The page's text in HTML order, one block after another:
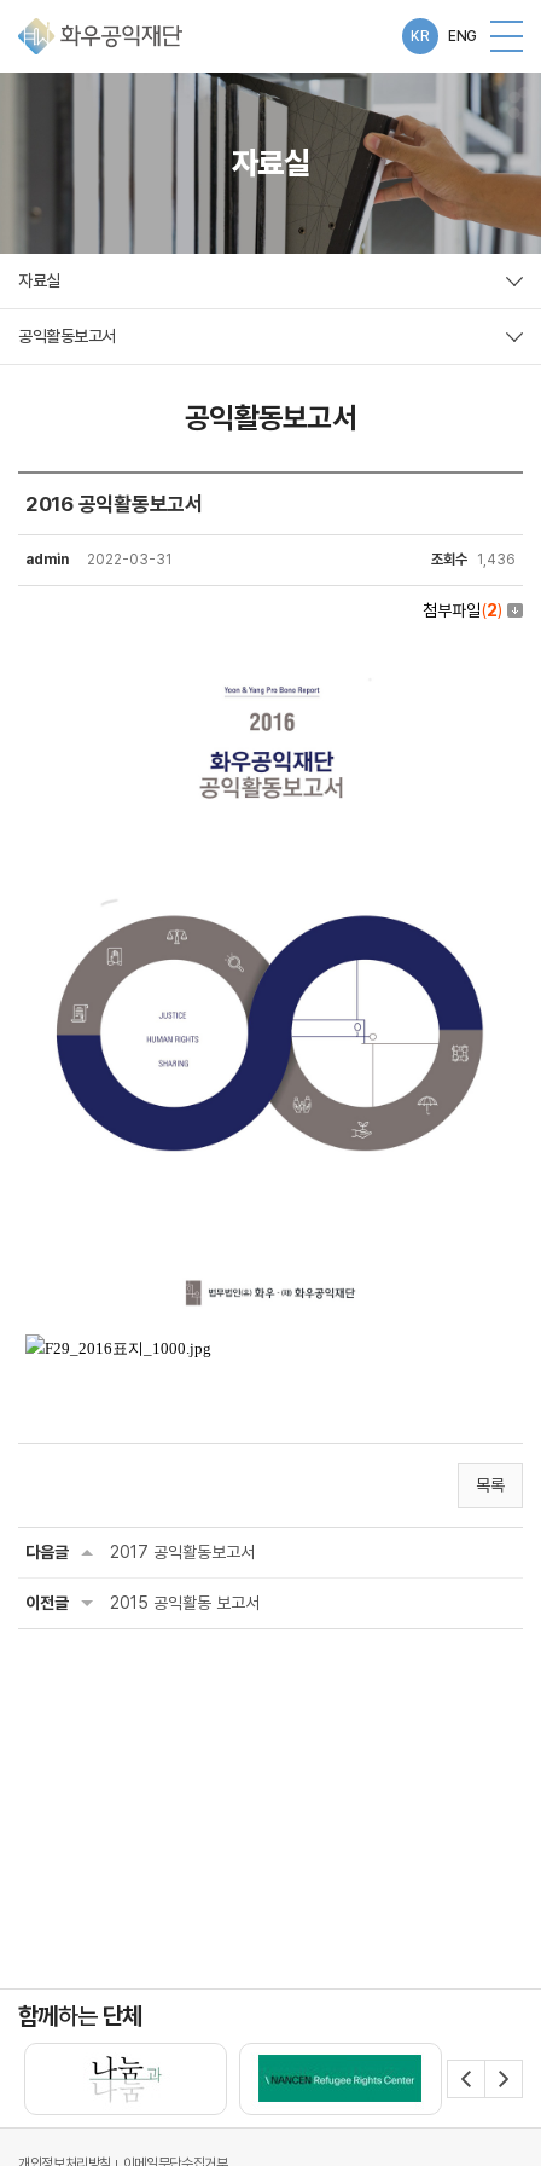
KR ENG
자료실
자료실
공익활동보고서
공익활동보고서
2016 공익활동보고서
admin 2022-03-31 조회수 1,436
첨부파일(2)
목록
다음글 2017 공익활동보고서
이전글 2015 공익활동 보고서
함께하는 단체